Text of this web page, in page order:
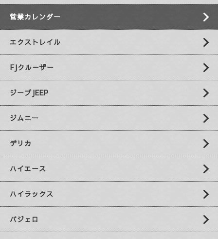
営業カレンダー
エクストレイル
FJクルーザー
ジープJEEP
ジムニー
デリカ
ハイエース
ハイラックス
パジェロ